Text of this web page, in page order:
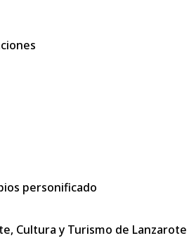
personificado
Cultura y Turismo de Lanzarote